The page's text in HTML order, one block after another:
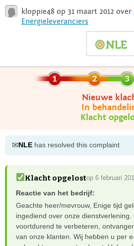
kloppie48 op 31 maart 2012 over
Energieleveranciers
Nieuwe
In
Klacht
✉NLE has resolved this complaint
Klacht opgelostop 6 februari
Reactie van het bedrijf:
Geachte heer/mevrouw, Enige tijd
ingediend over onze dienstverlening.
voortdurend te verbeteren,
van onze klanten. Wij hebben u per